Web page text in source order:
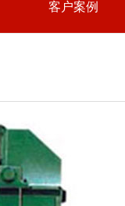
客户案例